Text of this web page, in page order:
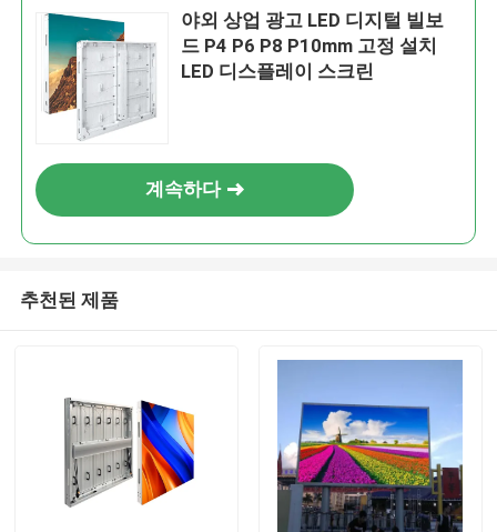
야외 상업 광고 LED 디지털 빌보
드 P4 P6 P8 P10mm 고정 설치
LED 디스플레이 스크린
계속하다
추천된 제품